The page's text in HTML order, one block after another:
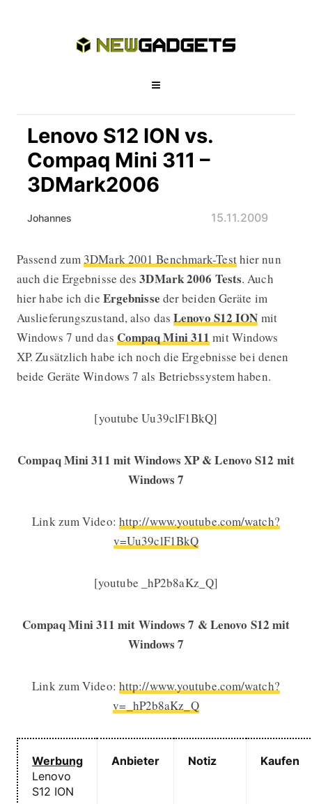
Lenovo S12 ION vs.
Compaq Mini 311 –
3DMark2006
Johannes 15.11.2009
Lenovo S12 ION vs. Compaq Mini
Passend zum 3DMark 2001 Benchmark-Testhier nun
auch die Ergebnisse des3DMark 2006 Tests. Auch
hier habe ich die Ergebnisse der beiden Geräte im
Auslieferungszustand, also dasLenovo S12 ION mit
Windows 7 und das Compaq Mini 311 mit Windows
XP. Zusätzlich habe ich noch die Ergebnisse bei denen
beide Geräte Windows 7 als Betriebssystem haben.
[youtube Uu39clF1BkQ]
Compaq Mini 311 mit Windows XP & Lenovo S12 mit
Windows 7
Link zum Video: http://www.youtube.com/watch?
v=Uu39clF1BkQ
[youtube _hP2b8aKz_Q]
Compaq Mini 311 mit Windows 7 & Lenovo S12 mit
Windows 7
Link zum Video: http://www.youtube.com/watch?
v=_hP2b8aKz_Q
Werbung
Lenovo
S12 ION
Anbieter Notiz Kaufen